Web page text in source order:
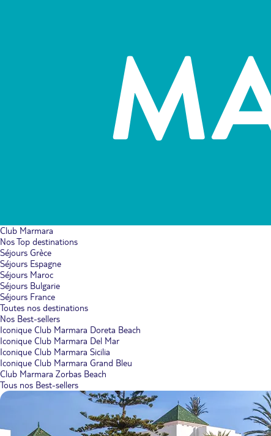
Club Marmara
Nos Top destinations
Séjours Grèce
Séjours Espagne
Séjours Maroc
Séjours Bulgarie
Séjours France
Toutes nos destinations
Nos Best-sellers
Iconique Club Marmara Doreta Beach
Iconique Club Marmara Del Mar
Iconique Club Marmara Sicilia
Iconique Club Marmara Grand Bleu
Club Marmara Zorbas Beach
Tous nos Best-sellers